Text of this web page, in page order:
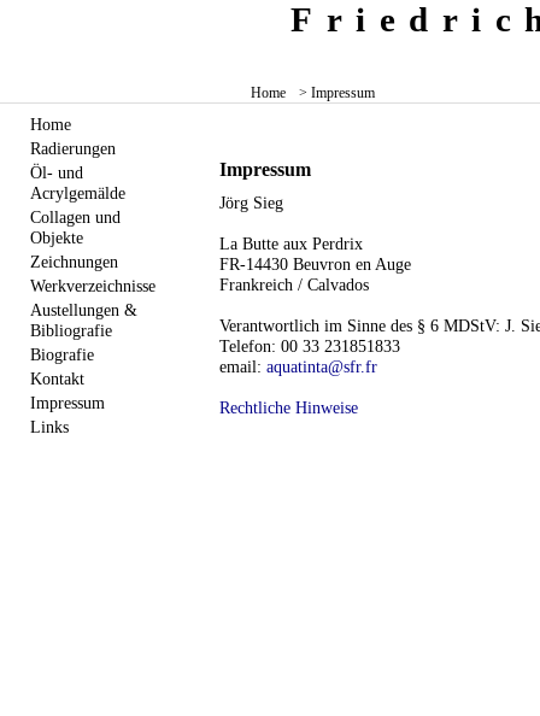
Home > Impressum
Impressum
Jörg Sieg
La Butte aux Perdrix
FR-14430 Beuvron en Auge
Frankreich / Calvados
Verantwortlich im Sinne des § 6 MDStV: J.
Telefon: 00 33 231851833
email: aquatinta@sfr.fr
Rechtliche Hinweise
Home
Radierungen
Öl- und
Acrylgemälde
Collagen und
Objekte
Zeichnungen
Werkverzeichnisse
Austellungen &
Bibliografie
Biografie
Kontakt
Impressum
Links